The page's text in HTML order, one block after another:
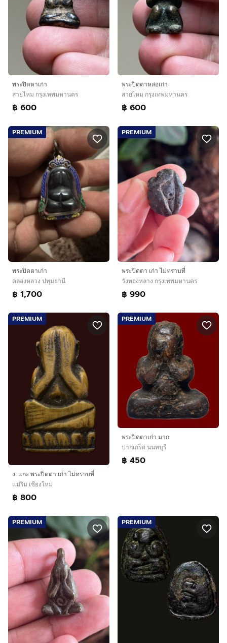
พระปิดตาเก่า
สายไหม กรุงเทพมหานคร
฿ 600
พระปิดตาหล่อเก่า
สายไหม กรุงเทพมหานคร
฿ 600
PREMIUM
พระปิดตาเก่า
คลองหลวง ปทุมธานี
฿ 1,700
PREMIUM
พระปิดตา เก่า ไม่ทราบที่
วังทองหลาง กรุงเทพมหานคร
฿ 990
PREMIUM
ง. แกะ พระปิดตา เก่า ไม่ทราบที่
แม่ริม เชียงใหม่
฿ 800
PREMIUM
พระปิดตาเก่า มาก
ปากเกร็ด นนทบุรี
฿ 450
PREMIUM PREMIUM